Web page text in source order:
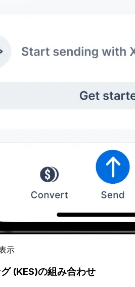
示
(KES)の組み合わせ